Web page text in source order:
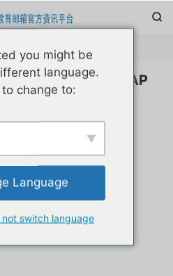

网络200元软路由+AP
 赞(1)
元）
you might be
language.
change to:
Language
not switch language